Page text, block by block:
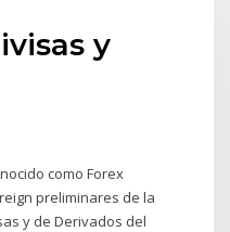
y
como Forex
preliminares de la
y de Derivados del